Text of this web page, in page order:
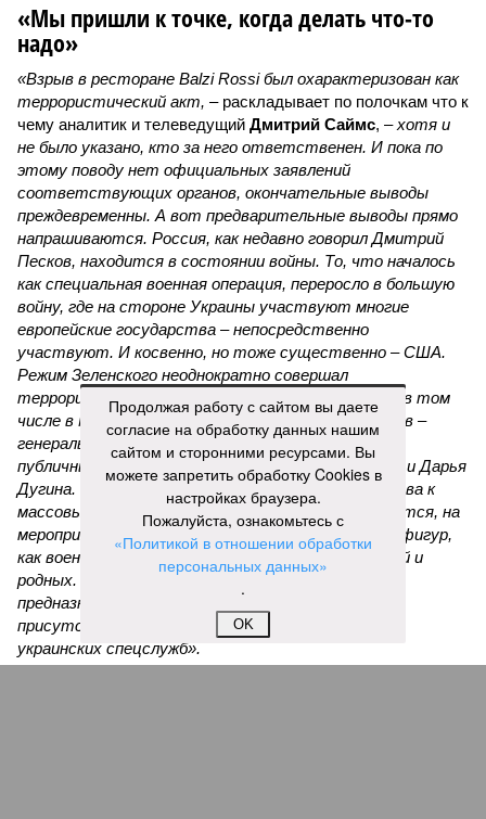
«Мы пришли к точке, когда делать что-то
надо»
«Взрыв в ресторане Balzi Rossi был охарактеризован как
террористический акт, –раскладывает по полочкам что к
чему аналитик и телеведущий Дмитрий Саймс, –хотя и
не было указано, кто за него ответственен. И пока по
этому поводу нет официальных заявлений
соответствующих органов, окончательные выводы
преждевременны. А вот предварительные выводы прямо
напрашиваются. Россия, как недавно говорил Дмитрий
Песков, находится в состоянии войны. То, что началось
как специальная военная операция, переросло в большую
войну, где на стороне Украины участвуют многие
европейские государства – непосредственно
участвуют. И косвенно, но тоже существенно – США.
Режим Зеленского неоднократно совершал
террористические акты на территории России, в том
числе в Москве и Санкт-Петербурге. Среди жертв –
генералы, бывшие украинские политики и просто
публичные фигуры, такие как Владлен Татарский и Дарья
Дугина. Причём, нанося удары, Украина была готова к
массовым жертвам невинных людей. Как сообщается, на
мероприятии в Balzi Rossi было немало значимых фигур,
как военных, так и гражданских, а также их друзей и
родных. Использование взрывного заряда,
предназначенного для максимального поражения
присутствующих, вполне вписывается в почерк
украинских спецслужб».
Продолжая работу с сайтом вы даете
согласие на обработку данных нашим
сайтом и сторонними ресурсами. Вы
можете запретить обработку Cookies в
настройках браузера.
Пожалуйста, ознакомьтесь с
«Политикой в отношении обработки
персональных данных»
.
OK